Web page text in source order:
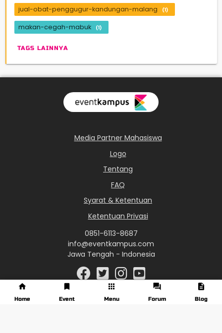
jual-obat-penggugur-kandungan-malang (1)
makan-cegah-mabuk (1)
TAGS LAINNYA
Media Partner Mahasiswa
Logo
Tentang
FAQ
Syarat & Ketentuan
Ketentuan Privasi
0851-6113-8687
info@eventkampus.com
Jawa Tengah - Indonesia
Home Event Menu Forum Blog